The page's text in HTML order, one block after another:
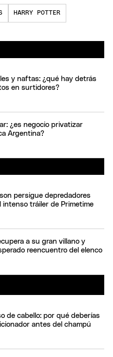
HARRY POTTER
y naftas: ¿qué hay detrás
en surtidores?
¿es negocio privatizar
Argentina?
persigue depredadores
intenso tráiler de Primetime
a su gran villano y
reencuentro del elenco
de cabello: por qué deberías
antes del champú